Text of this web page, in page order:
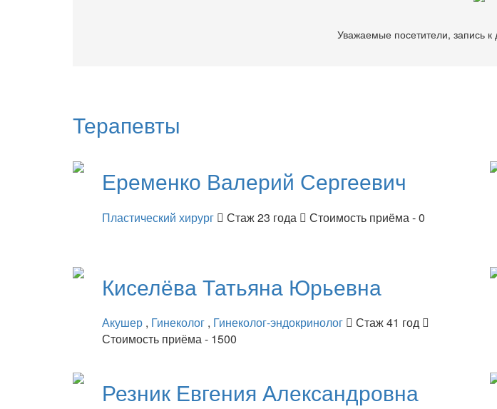
Уважаемые посетители, запись к
Терапевты
Еременко Валерий Сергеевич
Пластический хирург Стаж 23 года Стоимость приёма - 0
КиселёваТатьяна Юрьевна
Акушер , Гинеколог , Гинеколог-эндокринолог
Стаж 41 год
Стоимость приёма - 1500
Резник Евгения Александровна